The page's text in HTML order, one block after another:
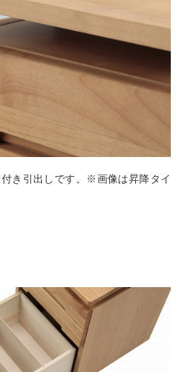
き引出しです。※画像は昇降タイ